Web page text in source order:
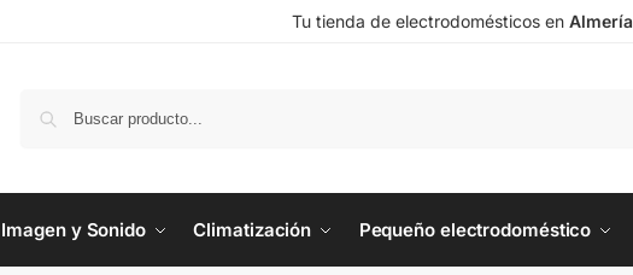
Tu tienda de electrodomésticos en Almería
Imagen y Sonido Climatización Pequeño electrodoméstico